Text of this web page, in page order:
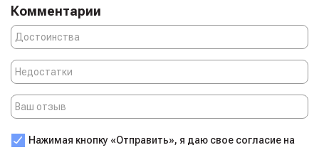
Комментарии
Нажимая кнопку «Отправить», я даю свое согласие на